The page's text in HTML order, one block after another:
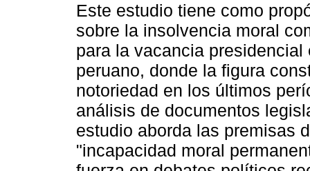
Este estudio tiene como
sobre la insolvencia moral
para la vacancia presidencial
peruano, donde la figura
notoriedad en los últimos
análisis de documentos
estudio aborda las premisas
"incapacidad moral